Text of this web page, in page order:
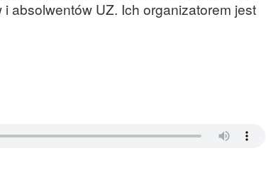
absolwentów UZ. Ich organizatorem jest